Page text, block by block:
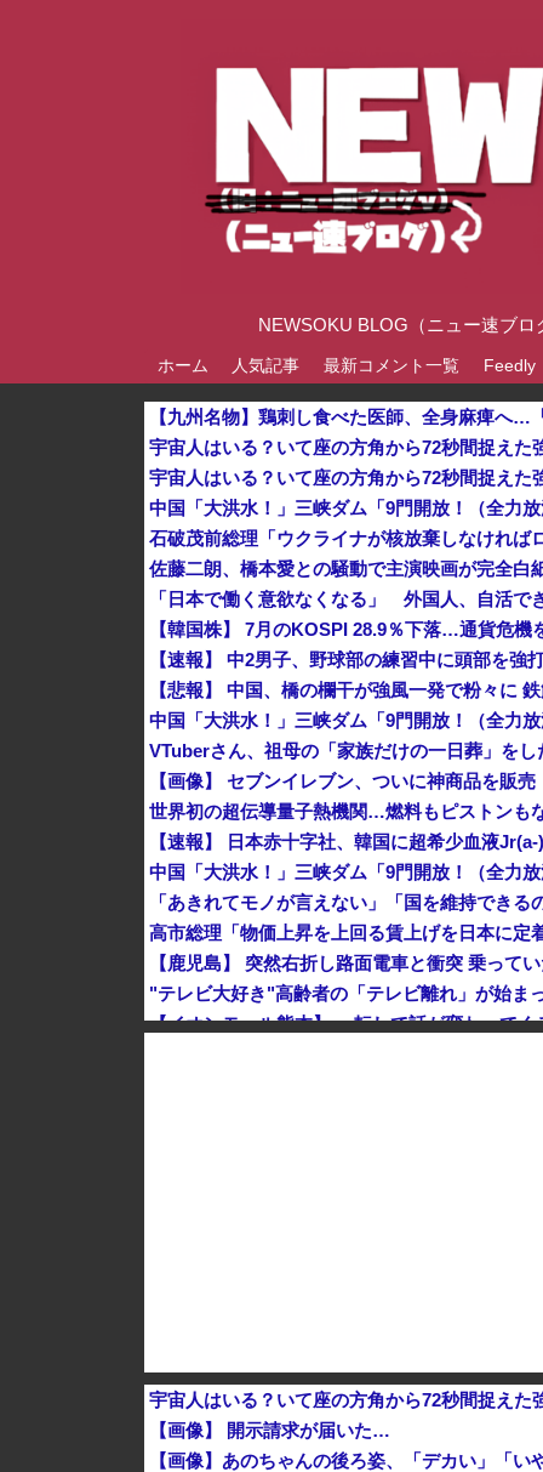
NEWSOKU BLOG（ニュー速ブ
ホーム 人気記事 最新コメント一覧 Feedly
石破茂前総理「ウクライナが核放棄しなければ
佐藤二朗、橋本愛との騒動で主演映画が完全白
【韓国株】 7月のKOSPI 28.9％下落…通貨危機
VTuberさん、祖母の「家族だけの一日葬」をし
【画像】 セブンイレブン、ついに神商品を販売
世界初の超伝導量子熱機関…燃料もピストンも
"テレビ大好き"高齢者の「テレビ離れ」が始ま
宇宙人はいる？いて座の方角から72秒間捉えた
【画像】 開示請求が届いた…
【画像】あのちゃんの後ろ姿、「デカい」「い